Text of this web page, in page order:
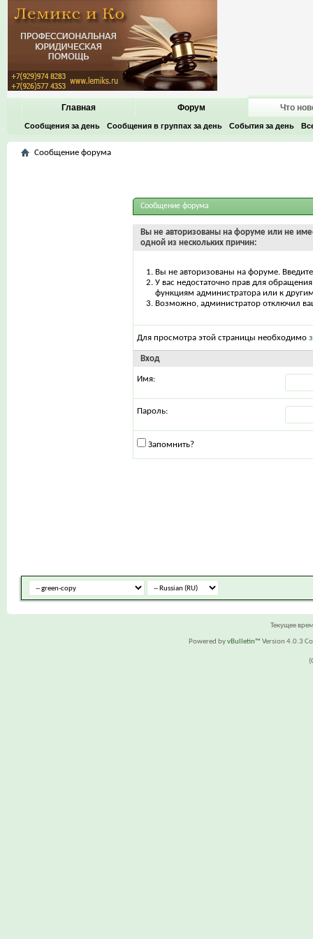
Главная Форум Что
Сообщения за день Сообщения в группах за день События за день
Сообщение форума
Сообщение форума
Вы не авторизованы на форуме или не
одной из нескольких причин:
Вы не авторизованы на форуме.
У вас недостаточно прав для
функциям администратора или к
Возможно, администратор отключил
Для просмотра этой страницы необходимо
Вход
Имя:
Пароль:
Запомнить?
Текущее
Powered byvBulletin™ Version 4.0.3